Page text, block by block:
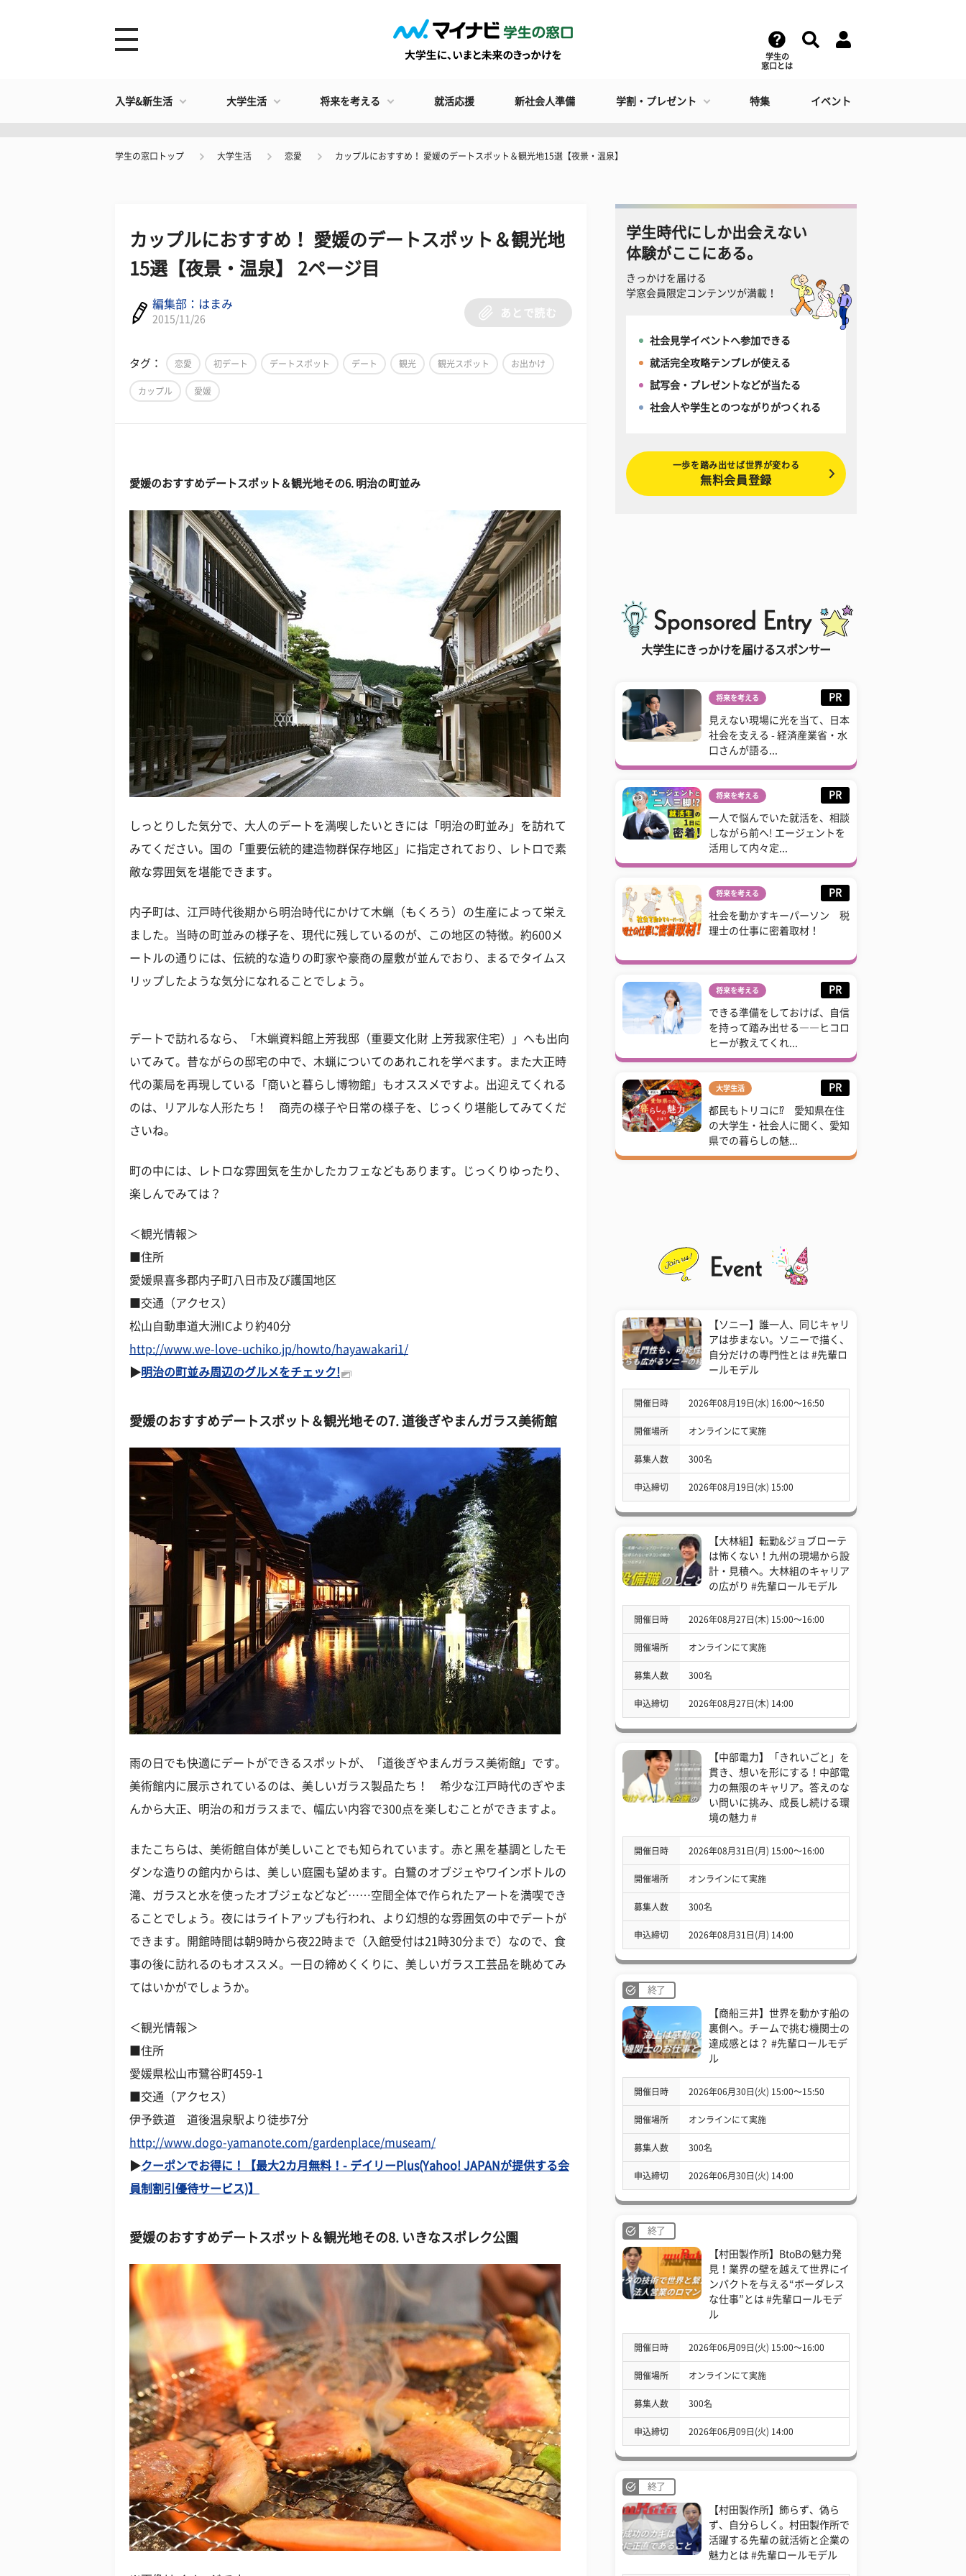
学生の
窓口とは
入学&新生活 大学生活 将来を考える 就活応援 新社会人準備 学割・プレゼント 特集 イベント
学生の窓口トップ 大学生活 恋愛 カップルにおすすめ！ 愛媛のデートスポット＆観光地15選【夜景・温泉】
カップルにおすすめ！ 愛媛のデートスポット＆観光地
15選【夜景・温泉】 2ページ目
編集部：はまみ
2015/11/26
あとで読む
タグ： 恋愛 初デート デートスポット デート 観光 観光スポット お出かけ
カップル 愛媛
愛媛のおすすめデートスポット＆観光地その6. 明治の町並み
しっとりした気分で、大人のデートを満喫したいときには「明治の町並み」を訪れて
みてください。国の「重要伝統的建造物群保存地区」に指定されており、レトロで素
敵な雰囲気を堪能できます。
内子町は、江戸時代後期から明治時代にかけて木蝋（もくろう）の生産によって栄え
ました。当時の町並みの様子を、現代に残しているのが、この地区の特徴。約600メ
ートルの通りには、伝統的な造りの町家や豪商の屋敷が並んでおり、まるでタイムス
リップしたような気分になれることでしょう。
デートで訪れるなら、「木蝋資料館上芳我邸（重要文化財 上芳我家住宅）」へも出向
いてみて。昔ながらの邸宅の中で、木蝋についてのあれこれを学べます。また大正時
代の薬局を再現している「商いと暮らし博物館」もオススメですよ。出迎えてくれる
のは、リアルな人形たち！ 商売の様子や日常の様子を、じっくり堪能してみてくだ
さいね。
町の中には、レトロな雰囲気を生かしたカフェなどもあります。じっくりゆったり、
楽しんでみては？
＜観光情報＞
■住所
愛媛県喜多郡内子町八日市及び護国地区
■交通（アクセス）
松山自動車道大洲ICより約40分
http://www.we-love-uchiko.jp/howto/hayawakari1/
▶明治の町並み周辺のグルメをチェック!
愛媛のおすすめデートスポット＆観光地その7. 道後ぎやまんガラス美術館
雨の日でも快適にデートができるスポットが、「道後ぎやまんガラス美術館」です。
美術館内に展示されているのは、美しいガラス製品たち！ 希少な江戸時代のぎやま
んから大正、明治の和ガラスまで、幅広い内容で300点を楽しむことができますよ。
またこちらは、美術館自体が美しいことでも知られています。赤と黒を基調としたモ
ダンな造りの館内からは、美しい庭園も望めます。白鷺のオブジェやワインボトルの
滝、ガラスと水を使ったオブジェなどなど……空間全体で作られたアートを満喫でき
ることでしょう。夜にはライトアップも行われ、より幻想的な雰囲気の中でデートが
できます。開館時間は朝9時から夜22時まで（入館受付は21時30分まで）なので、食
事の後に訪れるのもオススメ。一日の締めくくりに、美しいガラス工芸品を眺めてみ
てはいかがでしょうか。
＜観光情報＞
■住所
愛媛県松山市鷺谷町459-1
■交通（アクセス）
伊予鉄道 道後温泉駅より徒歩7分
http://www.dogo-yamanote.com/gardenplace/museam/
▶クーポンでお得に！【最大2カ月無料！- デイリーPlus(Yahoo! JAPANが提供する会
員制割引優待サービス)】
愛媛のおすすめデートスポット＆観光地その8. いきなスポレク公園
学生時代にしか出会えない
体験がここにある。
きっかけを届ける
学窓会員限定コンテンツが満載！
社会見学イベントへ参加できる
就活完全攻略テンプレが使える
試写会・プレゼントなどが当たる
社会人や学生とのつながりがつくれる
一歩を踏み出せば世界が変わる
無料会員登録
大学生にきっかけを届けるスポンサー
将来を考える PR
見えない現場に光を当て、日本
社会を支える - 経済産業省・水
口さんが語る...
将来を考える PR
一人で悩んでいた就活を、相談
しながら前へ! エージェントを
活用して内々定...
将来を考える PR
社会を動かすキーパーソン 税
理士の仕事に密着取材！
将来を考える PR
できる準備をしておけば、自信
を持って踏み出せる――ヒコロ
ヒーが教えてくれ...
大学生活 PR
都民もトリコに⁉ 愛知県在住
の大学生・社会人に聞く、愛知
県での暮らしの魅...
【ソニー】誰一人、同じキャリ
アは歩まない。ソニーで描く、
自分だけの専門性とは #先輩ロ
ールモデル
開催日時 2026年08月19日(水) 16:00〜16:50
開催場所 オンラインにて実施
募集人数 300名
申込締切 2026年08月19日(水) 15:00
【大林組】転勤&ジョブローテ
は怖くない！九州の現場から設
計・見積へ。大林組のキャリア
の広がり #先輩ロールモデル
開催日時 2026年08月27日(木) 15:00〜16:00
開催場所 オンラインにて実施
募集人数 300名
申込締切 2026年08月27日(木) 14:00
【中部電力】「きれいごと」を
貫き、想いを形にする！中部電
力の無限のキャリア。答えのな
い問いに挑み、成長し続ける環
境の魅力 #
開催日時 2026年08月31日(月) 15:00〜16:00
開催場所 オンラインにて実施
募集人数 300名
申込締切 2026年08月31日(月) 14:00
終了
【商船三井】世界を動かす船の
裏側へ。チームで挑む機関士の
達成感とは？ #先輩ロールモデ
ル
開催日時 2026年06月30日(火) 15:00〜15:50
開催場所 オンラインにて実施
募集人数 300名
申込締切 2026年06月30日(火) 14:00
終了
【村田製作所】BtoBの魅力発
見！業界の壁を越えて世界にイ
ンパクトを与える“ボーダレス
な仕事”とは #先輩ロールモデ
ル
開催日時 2026年06月09日(火) 15:00〜16:00
開催場所 オンラインにて実施
募集人数 300名
申込締切 2026年06月09日(火) 14:00
終了
【村田製作所】飾らず、偽ら
ず、自分らしく。村田製作所で
活躍する先輩の就活術と企業の
魅力とは #先輩ロールモデル